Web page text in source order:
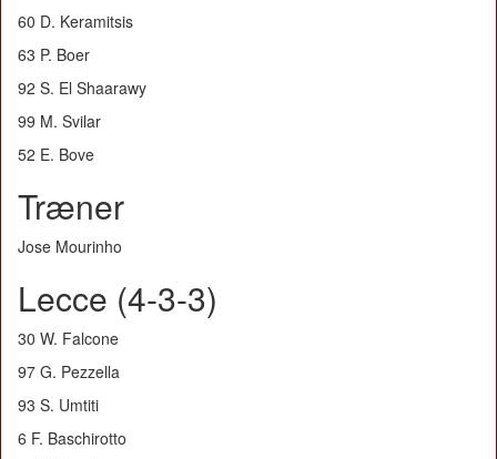
60 D. Keramitsis
63 P. Boer
92 S. El Shaarawy
99 M. Svilar
52 E. Bove
Træner
Jose Mourinho
Lecce (4-3-3)
30 W. Falcone
97 G. Pezzella
93 S. Umtiti
6 F. Baschirotto